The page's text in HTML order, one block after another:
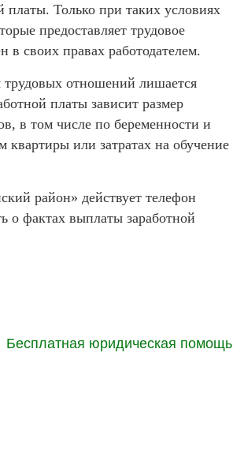
платы. Только при таких условиях
предоставляет трудовое
в своих правах работодателем.
отношений лишается
платы зависит размер
в том числе по беременности и
или затратах на обучение
район» действует телефон
о фактах выплаты заработной
Бесплатная юридическая помощь